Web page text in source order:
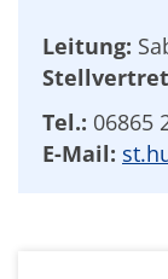
Leitung:
Tel.: 06865
E-Mail: